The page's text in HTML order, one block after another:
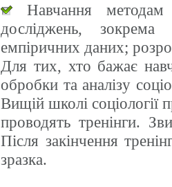
Навчання методам
досліджень, зокрема
емпіричних даних;
Для тих, хто бажає
обробки та аналізу
Вищій школі соціології
проводять тренінги.
Після закінчення
зразка.